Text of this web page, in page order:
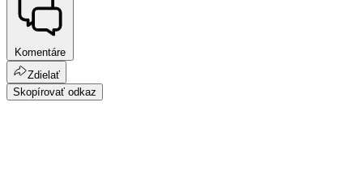
Komentáre
Zdielať
Skopírovať odkaz